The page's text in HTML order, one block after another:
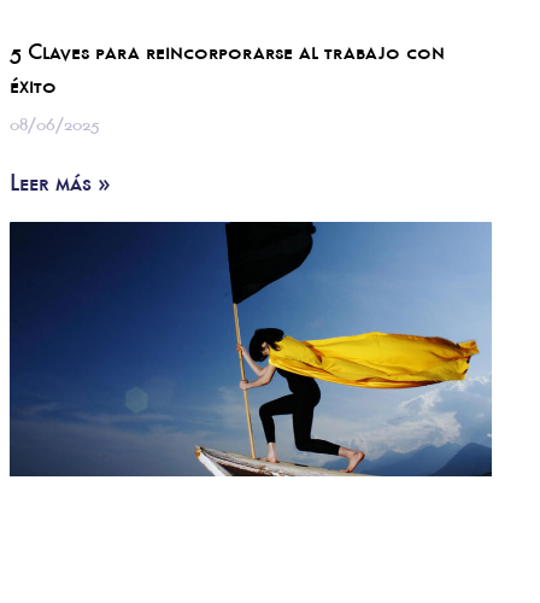
5 Claves para reincorporarse al trabajo con
éxito
08/06/2025
Leer más »